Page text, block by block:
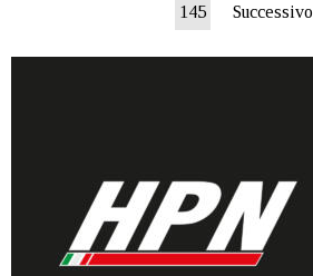
145
Successivo